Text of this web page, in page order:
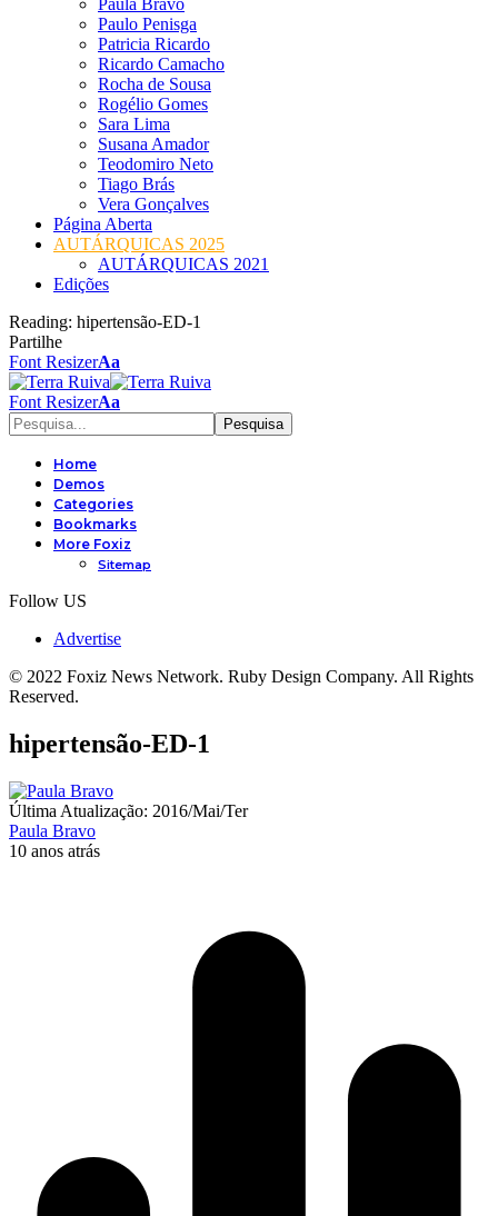
Paula Bravo
Paulo Penisga
Patricia Ricardo
Ricardo Camacho
Rocha de Sousa
Rogélio Gomes
Sara Lima
Susana Amador
Teodomiro Neto
Tiago Brás
Vera Gonçalves
Página Aberta
AUTÁRQUICAS 2025
AUTÁRQUICAS 2021
Edições
Reading: hipertensão-ED-1
Partilhe
Font ResizerAa
Font ResizerAa
Home
Demos
Categories
Bookmarks
More Foxiz
Sitemap
Follow US
Advertise
© 2022 Foxiz News Network. Ruby Design Company. All Rights
Reserved.
hipertensão-ED-1
Última Atualização: 2016/Mai/Ter
Paula Bravo
10 anos atrás